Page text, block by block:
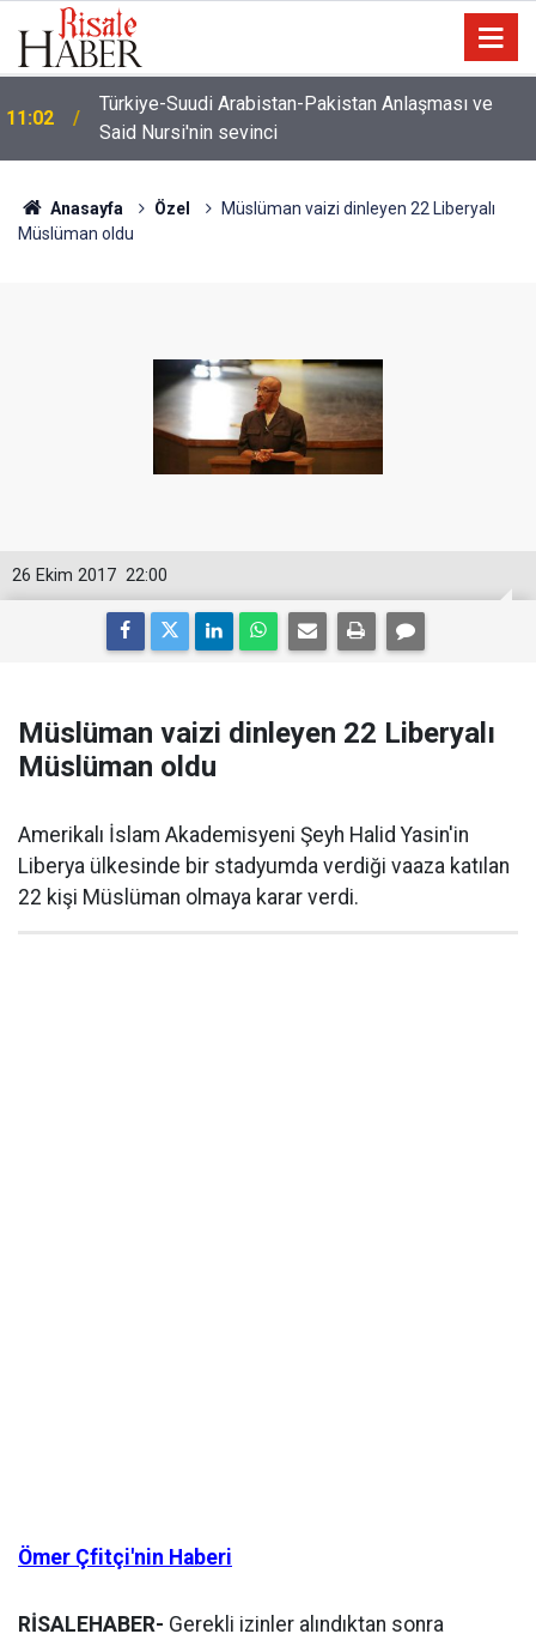
10:22
İmamdan, hutbe sırasında telefonla oynayan
cemaate tepki: Aşağı ineceğim!
Anasayfa Özel
Müslüman vaizi dinleyen 22 Liberyalı
Müslüman oldu
22:00
26 Ekim 2017
Müslüman vaizi dinleyen 22 Liberyalı
Müslüman oldu
Amerikalı İslam Akademisyeni Şeyh Halid Yasin'in
Liberya ülkesinde bir stadyumda verdiği vaaza katılan
22 kişi Müslüman olmaya karar verdi.
Ömer Çfitçi'nin Haberi
RİSALEHABER- Gerekli izinler alındıktan sonra